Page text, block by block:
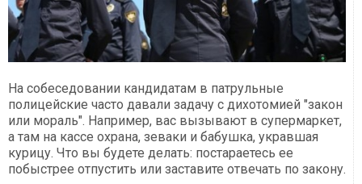
На собеседовании кандидатам в патрульные
полицейские часто давали задачу с дихотомией "закон
или мораль". Например, вас вызывают в супермаркет,
а там на кассе охрана, зеваки и бабушка, укравшая
курицу. Что вы будете делать: постараетесь ее
побыстрее отпустить или заставите отвечать по закону.